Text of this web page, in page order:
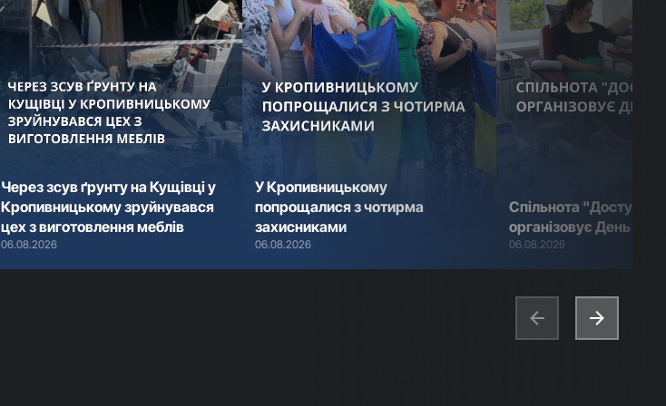
Через зсув ґрунту на Кущівці у
Кропивницькому зруйнувався
цех з виготовлення меблів
06.08.2026
У Кропивницькому
попрощалися з чотирма
захисниками
06.08.2026
Спільнота "Доступ.
організовує День
06.08.2026